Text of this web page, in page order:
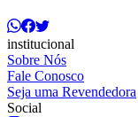
institucional
Sobre Nós
Fale Conosco
Seja uma Revendedora
Social